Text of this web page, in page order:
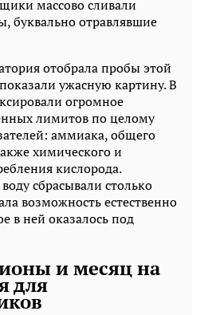
массово сливали
буквально отравлявшие
отобрала пробы этой
ужасную картину. В
огромное
лимитов по целому
аммиака, общего
химического и
кислорода.
сбрасывали столько
возможность естественно
в ней оказалось под
и месяц на
для